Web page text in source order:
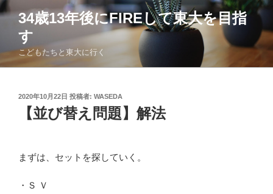
コ
ン
ツ
34歳13年後にFIREして東大を目指
す
こどもたちと東大に行く
投
2020年10月22日 投稿者: WASEDA
【並び替え問題】解法
まずは、セットを探していく。
・Ｓ Ｖ